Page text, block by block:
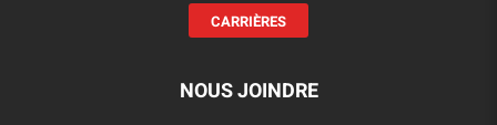
CARRIÈRES
NOUS JOINDRE